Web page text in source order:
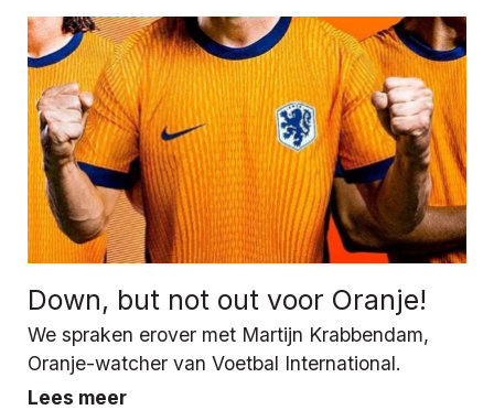
Down, but not out voor Oranje!
We spraken erover met Martijn Krabbendam,
Oranje-watcher van Voetbal International.
Lees meer